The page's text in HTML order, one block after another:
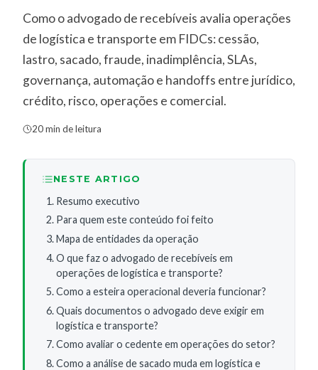
Como o advogado de recebíveis avalia operações
de logística e transporte em FIDCs: cessão,
lastro, sacado, fraude, inadimplência, SLAs,
governança, automação e handoffs entre jurídico,
crédito, risco, operações e comercial.
20 min de leitura
NESTE ARTIGO
Resumo executivo
Para quem este conteúdo foi feito
Mapa de entidades da operação
O que faz o advogado de recebíveis em
operações de logística e transporte?
Como a esteira operacional deveria funcionar?
Quais documentos o advogado deve exigir em
logística e transporte?
Como avaliar o cedente em operações do setor?
Como a análise de sacado muda em logística e